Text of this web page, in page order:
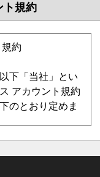
ト規約
約
下「当社」とい
アカウント規約
のとおり定めま